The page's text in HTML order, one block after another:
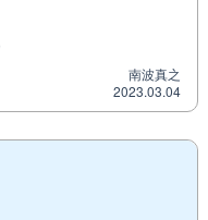
南波真之
2023.03.04